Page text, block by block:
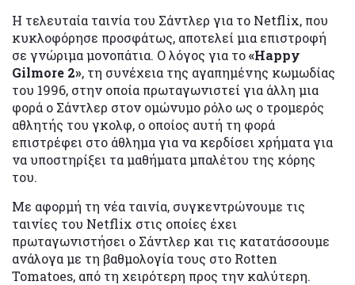
Η τελευταία ταινία του Σάντλερ για το Netflix, που
κυκλοφόρησε προσφάτως, αποτελεί μια επιστροφή
σε γνώριμα μονοπάτια. Ο λόγος για το«Happy
Gilmore 2», τη συνέχεια της αγαπημένης κωμωδίας
του 1996, στην οποία πρωταγωνιστεί για άλλη μια
φορά ο Σάντλερ στον ομώνυμο ρόλο ως ο τρομερός
αθλητής του γκολφ, ο οποίος αυτή τη φορά
επιστρέφει στο άθλημα για να κερδίσει χρήματα για
να υποστηρίξει τα μαθήματα μπαλέτου της κόρης
του.
Με αφορμή τη νέα ταινία, συγκεντρώνουμε τις
ταινίες του Netflix στις οποίες έχει
πρωταγωνιστήσει ο Σάντλερ και τις κατατάσσουμε
ανάλογα με τη βαθμολογία τους στο Rotten
Tomatoes, από τη χειρότερη προς την καλύτερη.